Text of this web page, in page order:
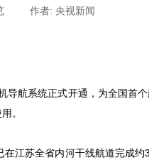
作者: 央视新闻
导航系统正式开通，为全国首
。
在江苏全省内河干线航道完成约